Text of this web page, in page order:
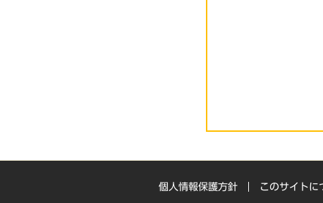
個人情報保護方針 このサイトに